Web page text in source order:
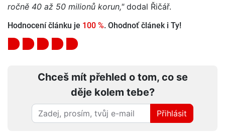
ročně 40 až 50 milionů korun,"dodal Řičář.
Hodnocení článku je 100 %. Ohodnoť článek i Ty!
Chceš mít přehled o tom, co se
děje kolem tebe?
Přihlásit